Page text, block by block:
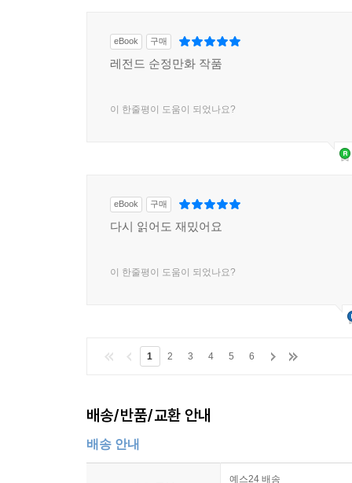
eBook 구매
레전드 순정만화 작품
이 한줄평이 도움이 되었나요?
eBook 구매
다시 읽어도 재밌어요
이 한줄평이 도움이 되었나요?
1 2 3 4 5 6
배송/반품/교환 안내
배송 안내
예스24 배송